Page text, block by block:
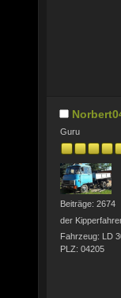
Guru
Beiträge: 2674
der
Fahrzeug: LD
PLZ: 04205